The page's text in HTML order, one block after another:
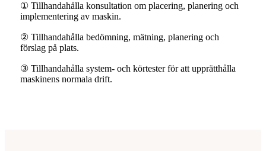
① Tillhandahålla konsultation om placering, planering och
implementering av maskin.
② Tillhandahålla bedömning, mätning, planering och
förslag på plats.
③ Tillhandahålla system- och körtester för att upprätthålla
maskinens normala drift.